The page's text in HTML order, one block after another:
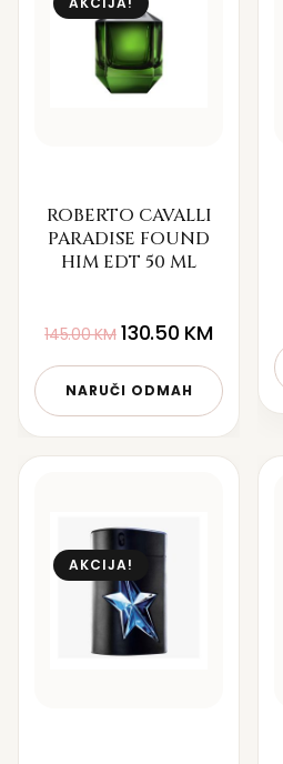
ROBERTO CAVALLI
PARADISE FOUND
HIM EDT 50 ML
145.00KM 130.50 KM
NARUČI ODMAH
AKCIJA!